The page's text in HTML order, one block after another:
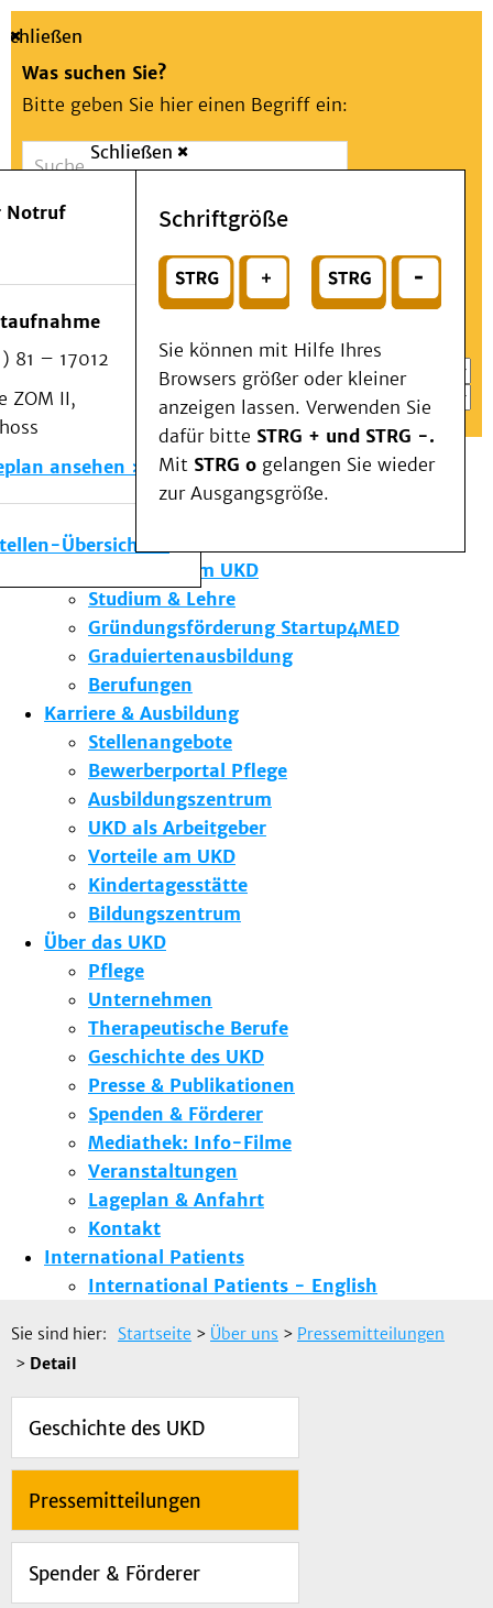
Suche
Schließen
Was suchen Sie?
Bitte geben Sie hier einen Begriff ein:
Suchen
oder
Wählen Sie ein Thema für Ihren Schnelleinstieg
Notfall
Schließen
Notruf
81 – 17012
ZOM II,
ansehen
Übersicht
Schriftgröße
Sie können mit Hilfe Ihres
Browsers größer oder kleiner
anzeigen lassen. Verwenden Sie
dafür bitte STRG + und STRG -.
Mit STRG o gelangen Sie wieder
zur Ausgangsgröße.
Menü
Patienten & Besucher
Kliniken/Institute/Zentren
Als Patient am UKD
Beratung und Unterstützung
Veranstaltungen
Kommunikation im Medizinwesen (KIM)
Notfall
Forschung & Lehre
Die Institute des UKD
Forschung am UKD
Studium & Lehre
Gründungsförderung Startup4MED
Graduiertenausbildung
Berufungen
Karriere & Ausbildung
Stellenangebote
Bewerberportal Pflege
Ausbildungszentrum
UKD als Arbeitgeber
Vorteile am UKD
Kindertagesstätte
Bildungszentrum
Über das UKD
Pflege
Unternehmen
Therapeutische Berufe
Geschichte des UKD
Presse & Publikationen
Spenden & Förderer
Mediathek: Info-Filme
Veranstaltungen
Lageplan & Anfahrt
Kontakt
International Patients
International Patients - English
Sie sind hier: Startseite > Über uns > Pressemitteilungen
> Detail
Geschichte des UKD
Pressemitteilungen
Spender & Förderer